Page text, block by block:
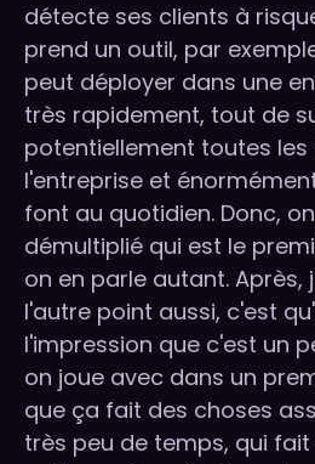
détecte ses clients à
prend un outil, par
peut déployer dans une
très rapidement, tout de
potentiellement toutes
l'entreprise et
font au quotidien. Donc,
démultiplié qui est le
on en parle autant. Après,
l'autre point aussi, c'est
l'impression que c'est un
on joue avec dans un
que ça fait des choses
très peu de temps, qui fait